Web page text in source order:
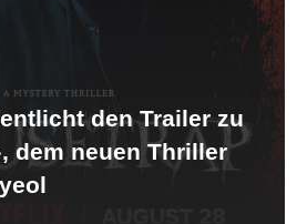
den Trailer zu
dem neuen Thriller